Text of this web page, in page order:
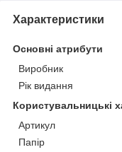
Характеристики
Основні атрибути
Виробник
Рік видання
Користувальницькі
Артикул
Папір